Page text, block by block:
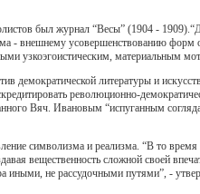
был журнал “Весы” (1904 -
- внешнему усовершенствованию
узкоэгоистическим, материальным
демократической литературы и
революционно-
Вяч. Ивановым “испуганным
символизма и реализма. “В то
вещественность сложной своей
иными, не рассудочными путями”, -